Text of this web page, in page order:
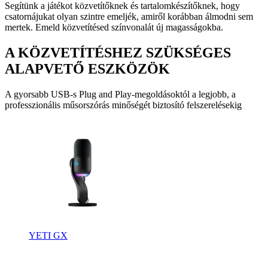
Segítünk a játékot közvetítőknek és tartalomkészítőknek, hogy
csatornájukat olyan szintre emeljék, amiről korábban álmodni sem
mertek. Emeld közvetítésed színvonalát új magasságokba.
A KÖZVETÍTÉSHEZ SZÜKSÉGES
ALAPVETŐ ESZKÖZÖK
A gyorsabb USB-s Plug and Play-megoldásoktól a legjobb, a
professzionális műsorszórás minőségét biztosító felszerelésekig
YETI GX